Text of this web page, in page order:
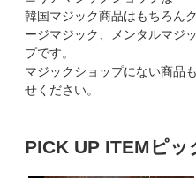
韓国マジック商品はもちろん
ージマジック、メンタルマジ
プです。
マジックショップにない商品
せください。
PICK UP ITEM ピッ